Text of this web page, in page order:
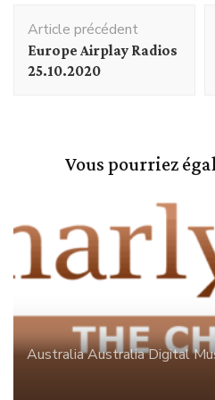
d'article
Article précédent
Europe Airplay Radios
25.10.2020
Vous pourriez
AustraliaAustralia Digital